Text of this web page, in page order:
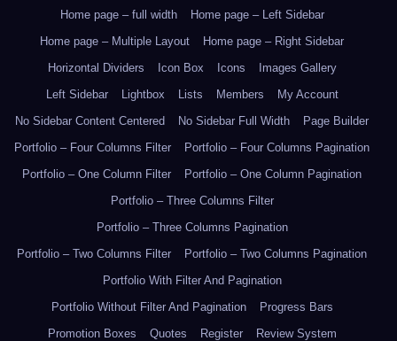
Home page – full width
Home page – Left Sidebar
Home page – Multiple Layout
Home page – Right Sidebar
Horizontal Dividers
Icon Box Icons
Images Gallery
Left Sidebar
Lightbox Lists Members
My Account
No Sidebar Content Centered
No Sidebar Full Width
Page Builder
Portfolio – Four Columns Filter
Portfolio – Four Columns Pagination
Portfolio – One Column Filter
Portfolio – One Column Pagination
Portfolio – Three Columns Filter
Portfolio – Three Columns Pagination
Portfolio – Two Columns Filter
Portfolio – Two Columns Pagination
Portfolio With Filter And Pagination
Portfolio Without Filter And Pagination
Progress Bars
Promotion Boxes
Quotes Register Review System